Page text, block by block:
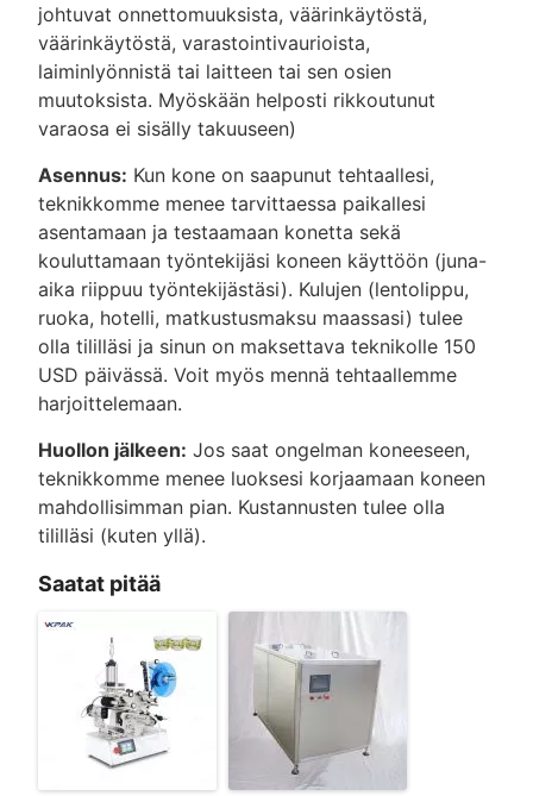
johtuvat onnettomuuksista, väärinkäytöstä,
väärinkäytöstä, varastointivaurioista,
laiminlyönnistä tai laitteen tai sen osien
muutoksista. Myöskään helposti rikkoutunut
varaosa ei sisälly takuuseen)
Asennus: Kun kone on saapunut tehtaallesi,
teknikkomme menee tarvittaessa paikallesi
asentamaan ja testaamaan konetta sekä
kouluttamaan työntekijäsi koneen käyttöön (juna-
aika riippuu työntekijästäsi). Kulujen (lentolippu,
ruoka, hotelli, matkustusmaksu maassasi) tulee
olla tililläsi ja sinun on maksettava teknikolle 150
USD päivässä. Voit myös mennä tehtaallemme
harjoittelemaan.
Huollon jälkeen: Jos saat ongelman koneeseen,
teknikkomme menee luoksesi korjaamaan koneen
mahdollisimman pian. Kustannusten tulee olla
tililläsi (kuten yllä).
Saatat pitää